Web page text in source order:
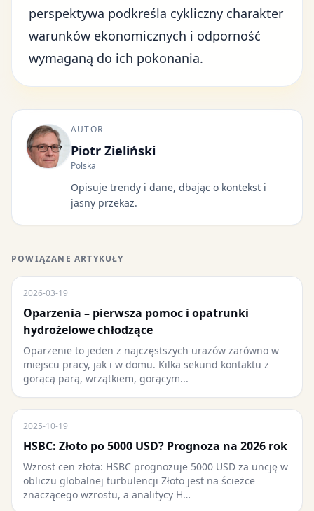
perspektywa podkreśla cykliczny charakter
warunków ekonomicznych i odporność
wymaganą do ich pokonania.
AUTOR
Piotr Zieliński
Polska
Opisuje trendy i dane, dbając o kontekst i
jasny przekaz.
POWIĄZANE ARTYKUŁY
2026-03-19
Oparzenia – pierwsza pomoc i opatrunki
hydrożelowe chłodzące
Oparzenie to jeden z najczęstszych urazów zarówno w
miejscu pracy, jak i w domu. Kilka sekund kontaktu z
gorącą parą, wrzątkiem, gorącym...
2025-10-19
HSBC: Złoto po 5000 USD? Prognoza na 2026 rok
Wzrost cen złota: HSBC prognozuje 5000 USD za uncję w
obliczu globalnej turbulencji Złoto jest na ścieżce
znaczącego wzrostu, a analitycy H…